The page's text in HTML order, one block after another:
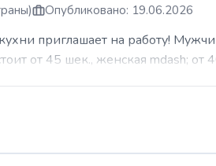
Опубликовано: 19.06.2026
приглашает на работу!
от 45 шек., женская mdash; от